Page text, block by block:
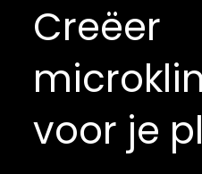
Creëer
voor je